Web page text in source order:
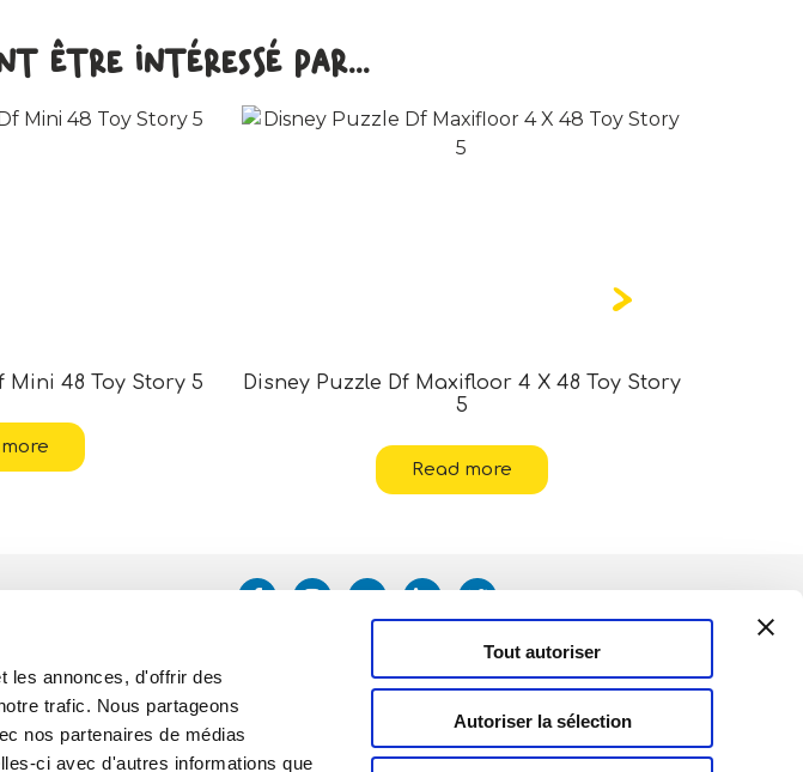
les annonces, d'offrir des
trafic. Nous partageons
nos partenaires de médias
ci avec d'autres informations que
Tout autoriser
Autoriser la sélection
être intéressé par...
Mini 48 Toy Story 5
Disney Puzzle Df Maxifloor 4 X 48 Toy Story
5
Read more
et de Cookies